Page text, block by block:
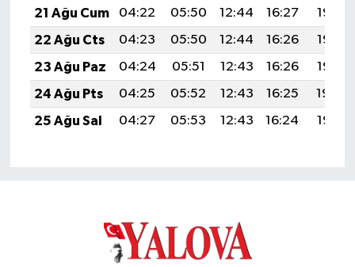
21 Ağu Cum
04:22 05:50 12:44 16:27
19:28
22 Ağu Cts
04:23 05:50 12:44 16:26
19:27
23 Ağu Paz
04:24 05:51 12:43 16:26
19:26
24 Ağu Pts
04:25 05:52 12:43 16:25
19:24
25 Ağu Sal
04:27 05:53 12:43 16:24 19:23